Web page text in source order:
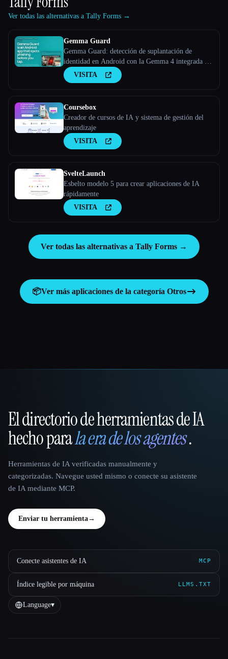
Ver todas las alternativas a Tally Forms →
Gemma Guard
Gemma Guard: detección de suplantación de
identidad en Android con la Gemma 4 integrada en
el dispositivo
VISITA
Coursebox
Creador de cursos de IA y sistema de gestión del
aprendizaje
VISITA
SvelteLaunch
Esbelto modelo 5 para crear aplicaciones de IA
rápidamente
VISITA
Ver todas las alternativas a Tally Forms →
📦Ver más aplicaciones de la categoría Otros
That AI Collection
El directorio de herramientas de IA
hecho parala era de los agentes.
Herramientas de IA verificadas manualmente y
categorizadas. Navegue usted mismo o conecte su asistente
de IA mediante MCP.
Enviar tu herramienta→
Conecte asistentes de IA MCP
Índice legible por máquina LLMS.TXT
Language▾